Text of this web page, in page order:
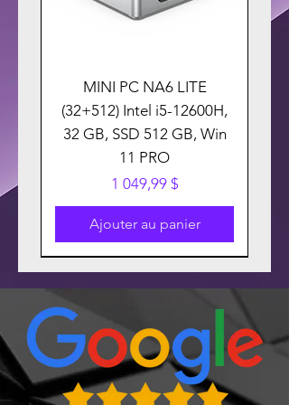
MINI PC NA6 LITE
(32+512) Intel i5-12600H,
32 GB, SSD 512 GB, Win
11 PRO
Prix
1 049,99 $
Ajouter au panier